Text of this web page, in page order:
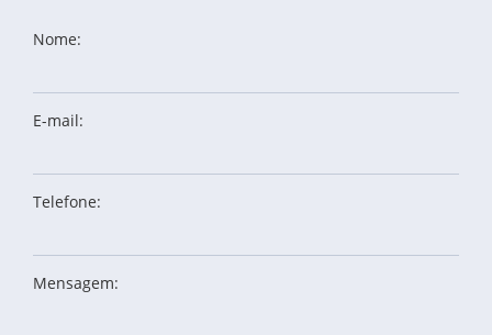
Nome:
E-mail:
Telefone:
Mensagem: